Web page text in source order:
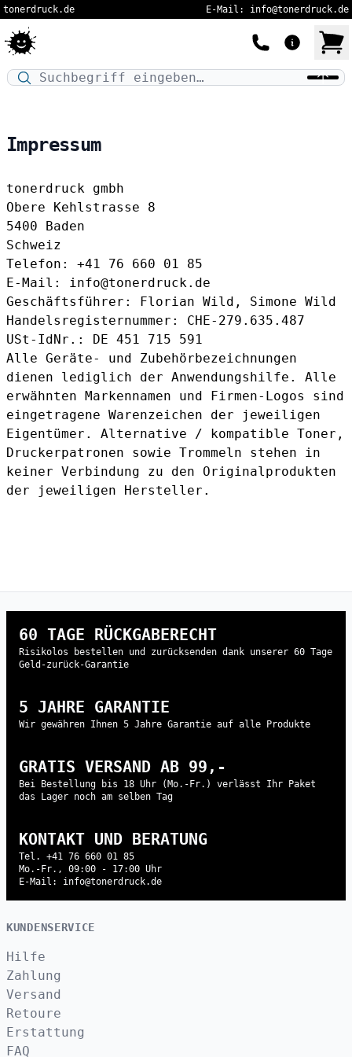
tonerdruck.de E-Mail: info@tonerdruck.de
Druckermodell oder Produktnamen eingeben…
Impressum
tonerdruck gmbh
Obere Kehlstrasse 8
5400 Baden
Schweiz
Telefon: +41 76 660 01 85
E-Mail: info@tonerdruck.de
Geschäftsführer: Florian Wild, Simone Wild
Handelsregisternummer: CHE-279.635.487
USt-IdNr.: DE 451 715 591
Alle Geräte- und Zubehörbezeichnungen
dienen lediglich der Anwendungshilfe. Alle
erwähnten Markennamen und Firmen-Logos sind
eingetragene Warenzeichen der jeweiligen
Eigentümer. Alternative / kompatible Toner,
Druckerpatronen sowie Trommeln stehen in
keiner Verbindung zu den Originalprodukten
der jeweiligen Hersteller.
60 TAGE RÜCKGABERECHT
Risikolos bestellen und zurücksenden dank unserer 60 Tage
Geld-zurück-Garantie
5 JAHRE GARANTIE
Wir gewähren Ihnen 5 Jahre Garantie auf alle Produkte
GRATIS VERSAND AB 99,-
Bei Bestellung bis 18 Uhr (Mo.-Fr.) verlässt Ihr Paket
das Lager noch am selben Tag
KONTAKT UND BERATUNG
Tel. +41 76 660 01 85
Mo.-Fr., 09:00 - 17:00 Uhr
E-Mail: info@tonerdruck.de
KUNDENSERVICE
Hilfe
Zahlung
Versand
Retoure
Erstattung
FAQ